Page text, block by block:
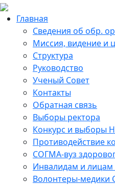
Главная
Сведения об обр.
Миссия, видение и
Структура
Руководство
Ученый Совет
Контакты
Обратная связь
Выборы ректора
Конкурс и выборы
Противодействие
СОГМА-вуз
Инвалидам и
Волонтеры-